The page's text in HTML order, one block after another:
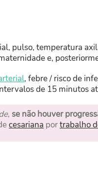
pulso, temperatura
e,
, febre / risco de
de 15 minutos
, se não houver
cesariana portrabalho